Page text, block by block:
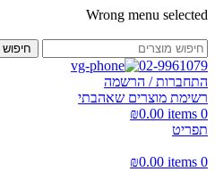
Wrong menu selected
חיפוש
02-9961079
התחברות / הרשמה
רשימת מוצרים שאהבתי
0
items
₪0.00
תפריט
0
items
₪0.00